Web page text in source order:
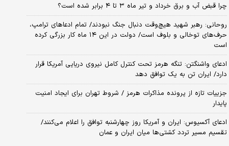
چرا قبض آب و برق خرداد و تیر ماه ۳ تا ۴ برابر شده است؟
روحانی: رهبر شهید هیچ‌وقت دنبال جنگ نبودند/ تمام ادعاهای ترامپ،
حرف‌های توخالی و بلوف است/ دولت در این ۱۴ ماه کار بزرگی کرده
است
ادعای واشنگتن: تنگه هرمز تحت کنترل کامل نیروی دریایی آمریکا قرار
دارد/ ایران تن به یک توافق دهد
جزییات تازه از پرونده مذاکرات هرمز / شروط تهران برای ایجاد امنیت
پایدار
ادعای آکسیوس: ایران و آمریکا روز چهارشنبه توافق را اعلام می‌کنند/
تقسیم مسیر تردد کشتی‌ها میان ایران و عمان